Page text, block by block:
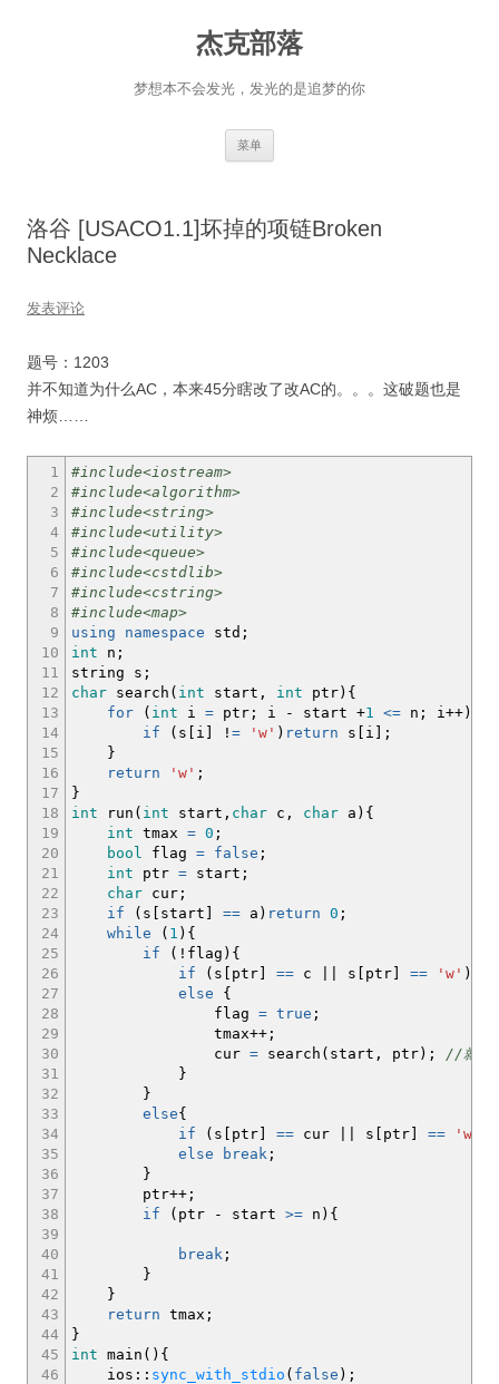
杰克部落
梦想本不会发光，发光的是追梦的你
菜单
洛谷 [USACO1.1]坏掉的项链Broken
Necklace
发表评论
题号：1203
并不知道为什么AC，本来45分瞎改了改AC的。。。这破题也是
神烦……
1
2
3
4
5
6
7
8
9
10
11
12
13
14
15
16
17
18
19
20
21
22
23
24
25
26
27
28
29
30
31
32
33
34
35
36
37
38
39
40
41
42
43
44
45
46
#include<iostream>
#include<algorithm>
#include<string>
#include<utility>
#include<queue>
#include<cstdlib>
#include<cstring>
#include<map>
using
namespace std ;
int n ;
string s ;
char search ( int start, int ptr) {
for
( int i = ptr ; i - start +1 <= n ; i++)
if
( s i ! = 'w' ) return s i
;
}
return
'w' ;
}
int run ( int start, char c, char a ) {
int tmax = 0 ;
bool flag = false ;
int ptr = start ;
char cur ;
if
( s start == a ) return 0 ;
while
( 1 ) {
if
( ! flag ) {
if
( s ptr == c s ptr == 'w' )
else
{
flag = true ;
tmax++ ;
cur = search ( start, ptr) ;
//就这
}
}
else{
if
( s ptr == cur s ptr == 'w'
else
break ;
}
ptr++ ;
if
( ptr - start >= n ) {
break ;
}
}
return tmax ;
}
int main ( ) {
ios :: sync_with_stdio ( false ) ;